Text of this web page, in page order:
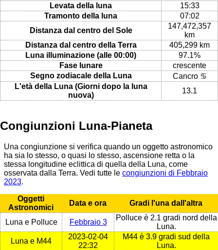
Levata della luna
15:33
Tramonto della luna
07:02
Distanza dal centro del Sole
147,472,357
km
Distanza dal centro della Terra
405,299 km
Luna illuminazione (alle 00:00)
97.1%
Fase lunare
crescente
Segno zodiacale della Luna
Cancro ♋
L'età della Luna (Giorni dopo la luna
nuova)
13.1
Congiunzioni Luna-Pianeta
Una congiunzione si verifica quando un oggetto astronomico
ha sia lo stesso, o quasi lo stesso, ascensione retta o la
stessa longitudine eclittica di quella della Luna, come
osservata dalla Terra. Vedi tutte le congiunzioni di Febbraio
2023.
Oggetti
Astronomici
Data e ora Gradi l'una dall'altra
Luna e Polluce Febbraio 3
Polluce è 2.1 gradi nord della
Luna.
Luna e M44
2023-02-04
22:32
M44 è 3.9 gradi sud della
Luna.